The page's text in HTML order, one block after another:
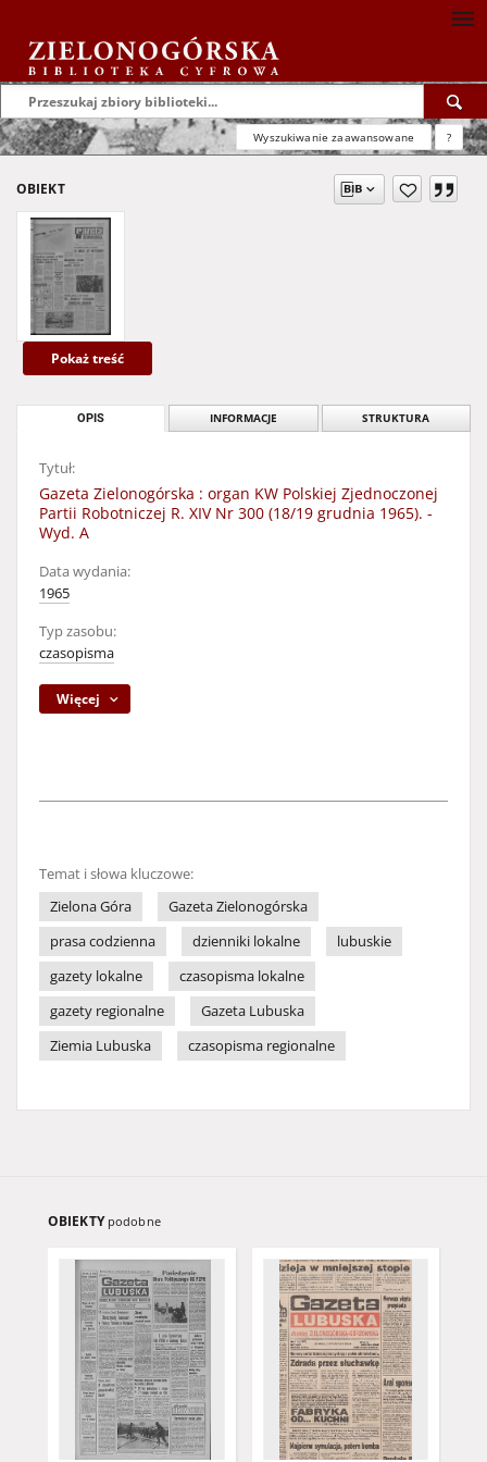
Wyszukiwanie zaawansowane ?
OBIEKT
Pokaż treść
OPIS INFORMACJE STRUKTURA
Tytuł:
Gazeta Zielonogórska : organ KW Polskiej Zjednoczonej
Partii Robotniczej R. XIV Nr 300 (18/19 grudnia 1965). -
Wyd. A
Data wydania:
1965
Typ zasobu:
czasopisma
Więcej
Temat i słowa kluczowe:
Zielona Góra
Gazeta Zielonogórska
prasa codzienna
dzienniki lokalne
lubuskie
gazety lokalne
czasopisma lokalne
gazety regionalne
Gazeta Lubuska
Ziemia Lubuska
czasopisma regionalne
OBIEKTY podobne